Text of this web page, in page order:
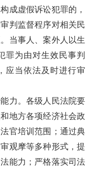
成虚假诉讼犯罪的，
判监督程序对相关民
当事人、案外人以生
罪为由对生效民事判
应当依法及时进行审
力。各级人民法院要
地方各项经济社会政
官培训范围；通过典
观摩等多种形式，提
能力；严格落实司法